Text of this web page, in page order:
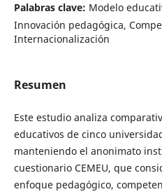
Palabras clave: Modelo
Innovación pedagógica,
Internacionalización
Resumen
Este estudio analiza
educativos de cinco
manteniendo el anonimato
cuestionario CEMEU, que
enfoque pedagógico,